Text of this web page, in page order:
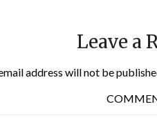
Leave a
address will not be